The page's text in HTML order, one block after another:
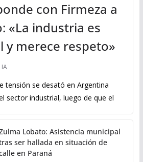
con Firmeza a
«La industria es
y merece respeto»
tensión se desató en Argentina
sector industrial, luego de que el
Lobato: Asistencia municipal
ser hallada en situación de
en Paraná